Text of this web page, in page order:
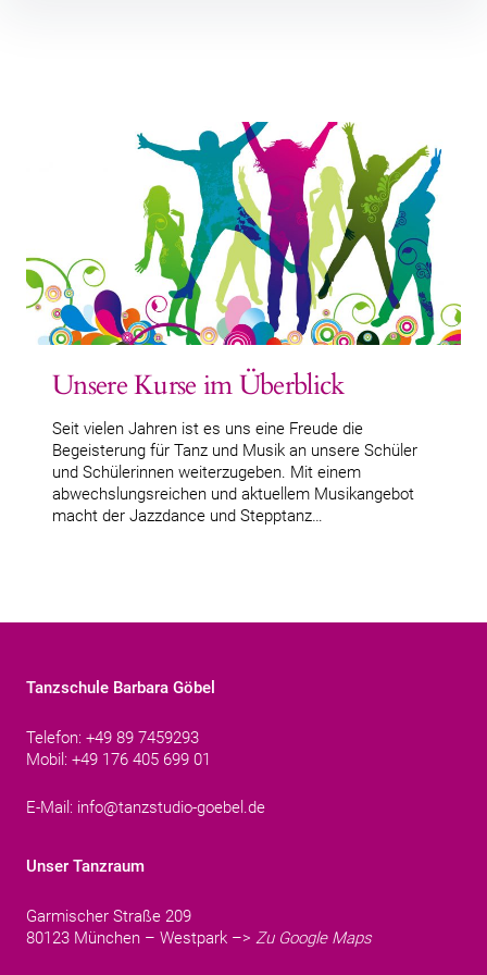
Unsere Kurse im Überblick
Seit vielen Jahren ist es uns eine Freude die
Begeisterung für Tanz und Musik an unsere Schüler
und Schülerinnen weiterzugeben. Mit einem
abwechslungsreichen und aktuellem Musikangebot
macht der Jazzdance und Stepptanz…
Tanzschule Barbara Göbel
Telefon: +49 89 7459293
Mobil: +49 176 405 699 01
E-Mail: info@tanzstudio-goebel.de
Unser Tanzraum
Garmischer Straße 209
80123 München – Westpark –> Zu Google Maps